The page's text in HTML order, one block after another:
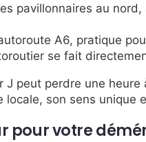
pavillonnaires au
A6, pratique
se fait
peut perdre une
son sens unique
pour votre